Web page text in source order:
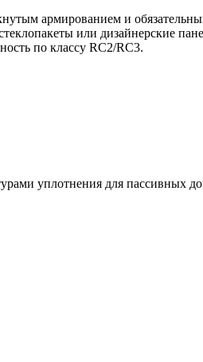
армированием и
или дизайнерские
по классу RC2/RC3.
уплотнения для пассивных